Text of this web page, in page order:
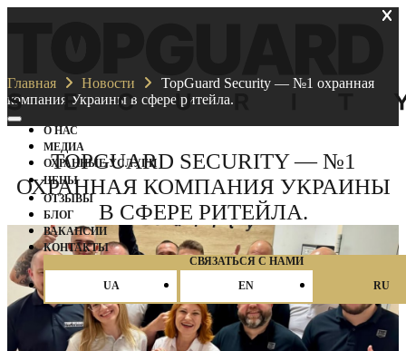
О НАС
МЕДИА
ОХРАННЫЕ УСЛУГИ
ЦЕНЫ
ОТЗЫВЫ
БЛОГ
ВАКАНСИИ
КОНТАКТЫ
СВЯЗАТЬСЯ С НАМИ
UA
EN RU
Главная Новости
TopGuard Security — №1 охранная
компания Украины в сфере ритейла.
TOPGUARD SECURITY — №1
ОХРАННАЯ КОМПАНИЯ УКРАИНЫ
В СФЕРЕ РИТЕЙЛА.